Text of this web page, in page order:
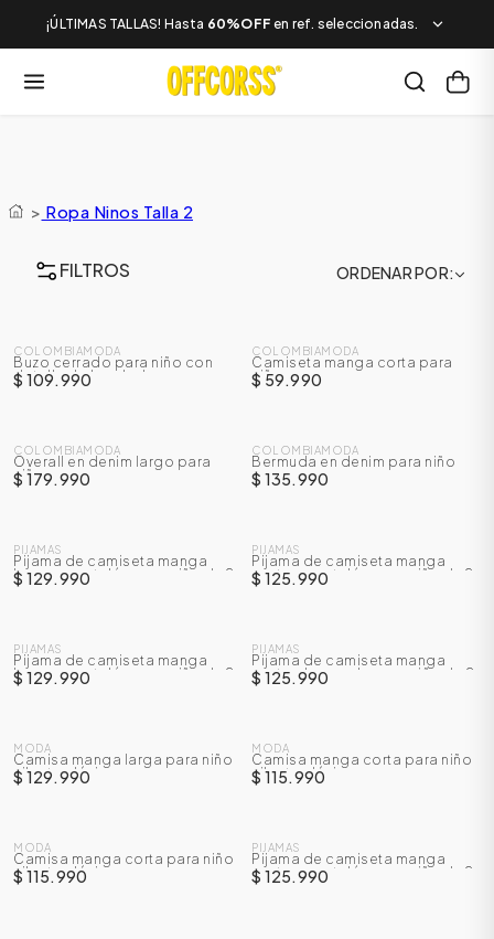
¡ÚLTIMAS TALLAS! Hasta 60%OFF en ref. seleccionadas.
> Ropa Ninos Talla 2
FILTROS ORDENAR POR
COLOMBIAMODA
Buzo cerrado para niño con
detalle de bordado
$ 109.990
COLOMBIAMODA
Camiseta manga corta para
niño
$ 59.990
COLOMBIAMODA
Overall en denim largo para
niño
$ 179.990
COLOMBIAMODA
Bermuda en denim para niño
$ 135.990
PIJAMAS
Pijama de camiseta manga
larga + pantalón para niño de 2
a 7 años
$ 129.990
PIJAMAS
Pijama de camiseta manga
corta + pantalón para niño de 2
a 7 años
$ 125.990
PIJAMAS
Pijama de camiseta manga
larga + pantalón para niño de 2
a 7 años
$ 129.990
PIJAMAS
Pijama de camiseta manga
corta + bermuda para niño de 2
a 7 años
$ 125.990
MODA
Camisa manga larga para niño
silueta clásica
$ 129.990
MODA
Camisa manga corta para niño
silueta clásica
$ 115.990
MODA
Camisa manga corta para niño
silueta clásica
$ 115.990
PIJAMAS
Pijama de camiseta manga
corta + pantalón para niño de 2
a 7 años
$ 125.990